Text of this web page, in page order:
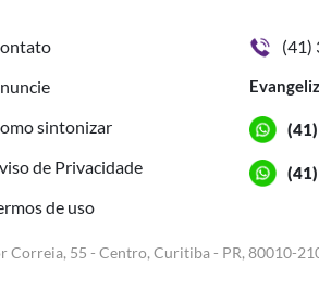
sintonizar
de Privacidade
de uso
(41)
Correia, 55 - Centro, Curitiba - PR, 80010-